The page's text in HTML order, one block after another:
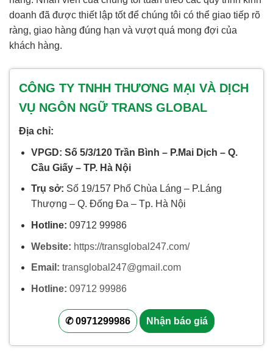
doanh đã được thiết lập tốt để chúng tôi có thể giao tiếp rõ
ràng, giao hàng đúng hạn và vượt quá mong đợi của
khách hàng.
CÔNG TY TNHH THƯƠNG MẠI VÀ DỊCH
VỤ NGÔN NGỮ TRANS GLOBAL
Địa chỉ:
VPGD: Số 5/3/120 Trần Bình – P.Mai Dịch – Q.
Cầu Giấy – TP. Hà Nội
Trụ sở: Số 19/157 Phố Chùa Láng – P.Láng
Thượng – Q. Đống Đa – Tp. Hà Nội
Hotline: 09712 99986
Website: https://transglobal247.com/
Email: transglobal247@gmail.com
Hotline: 09712 99986
✆ 0971299986 Nhận báo giá